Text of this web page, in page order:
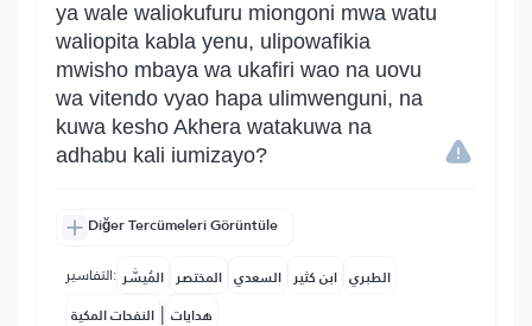
ya wale waliokufuru miongoni mwa watu
waliopita kabla yenu, ulipowafikia
mwisho mbaya wa ukafiri wao na uovu
wa vitendo vyao hapa ulimwenguni, na
kuwa kesho Akhera watakuwa na
adhabu kali iumizayo?
Diğer Tercümeleri Görüntüle
التفاسير: المُيسَّر المختصر السعدي ابن كثير الطبري
النفحات المكية | هدايات